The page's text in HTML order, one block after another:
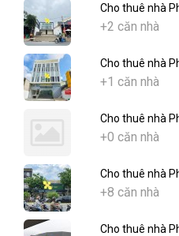
Cho thuê nhà
+2 căn nhà
Cho thuê nhà
+1 căn nhà
Cho thuê nhà
+0 căn nhà
Cho thuê nhà
+8 căn nhà
Cho thuê nhà